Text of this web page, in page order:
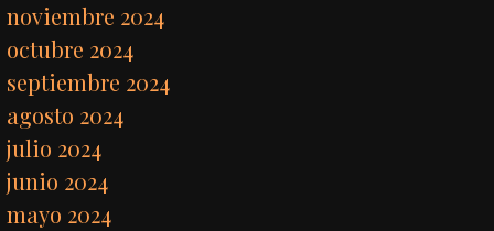
noviembre 2024
octubre 2024
septiembre 2024
agosto 2024
julio 2024
junio 2024
mayo 2024